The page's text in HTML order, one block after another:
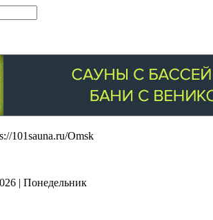
101sauna.ru/Omsk
| Понедельник